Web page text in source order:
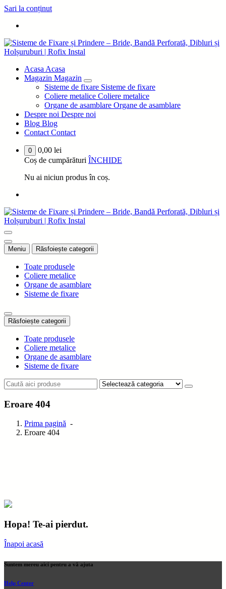
Sari la conținut
IDEEA DVS PROIECTUL NOSTRU
Acasa Acasa
Magazin Magazin
Sisteme de fixare Sisteme de fixare
Coliere metalice Coliere metalice
Organe de asamblare Organe de asamblare
Despre noi Despre noi
Blog Blog
Contact Contact
0 0,00 lei
Coș de cumpărături ÎNCHIDE
Nu ai niciun produs în coș.
Meniu Răsfoiește categorii
Toate produsele
Coliere metalice
Organe de asamblare
Sisteme de fixare
Răsfoiește categorii
Toate produsele
Coliere metalice
Organe de asamblare
Sisteme de fixare
Eroare 404
Prima pagină -
Eroare 404
Hopa! Te-ai pierdut.
Înapoi acasă
Suntem mereu aici pentru a vă ajuta
Help Center